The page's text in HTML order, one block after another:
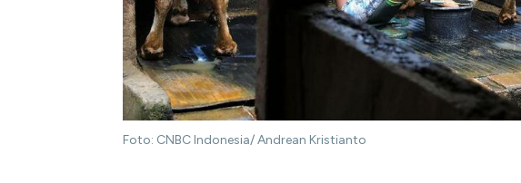
Foto: CNBC Indonesia/ Andrean Kristianto